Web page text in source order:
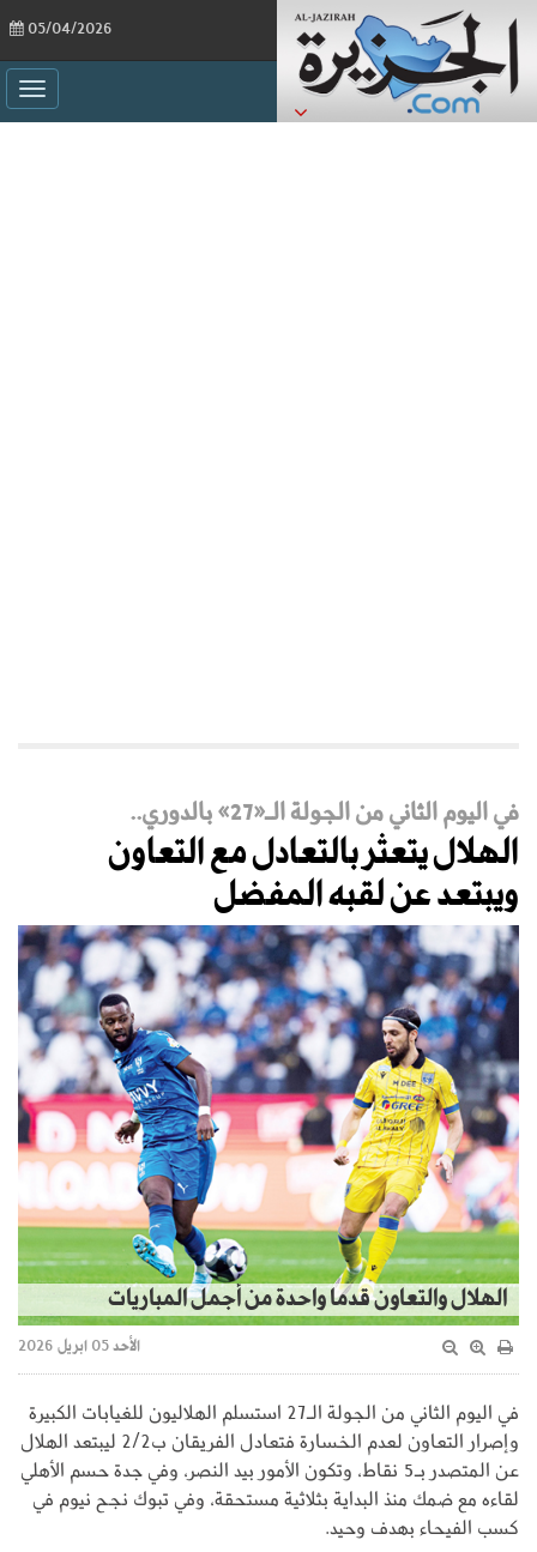
في اليوم الثاني من الجولة الـ«27» بالدوري..
الهلال يتعثر بالتعادل مع التعاون
ويبتعد عن لقبه المفضل
الهلال والتعاون قدما واحدة من أجمل المباريات
الأحد 05 ابريل 2026
في اليوم الثاني من الجولة الـ27 استسلم الهلاليون للغيابات الكبيرة
وإصرار التعاون لعدم الخسارة فتعادل الفريقان ب2/2 ليبتعد الهلال
عن المتصدر بـ5 نقاط، وتكون الأمور بيد النصر، وفي جدة حسم الأهلي
لقاءه مع ضمك منذ البداية بثلاثية مستحقة، وفي تبوك نجح نيوم في
كسب الفيحاء بهدف وحيد.